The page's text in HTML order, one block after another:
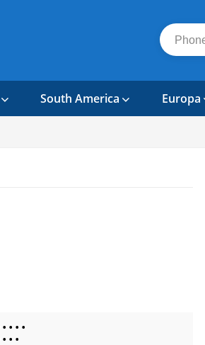
South America Europa
• • • •
• • •